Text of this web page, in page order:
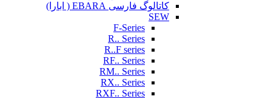
کاتالوگ فارسی EBARA ( ابارا)
SEW
F-Series
R.. Series
R..F series
RF.. Series
RM.. Series
RX.. Series
RXF.. Series